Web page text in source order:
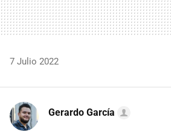
7 Julio 2022
Gerardo García